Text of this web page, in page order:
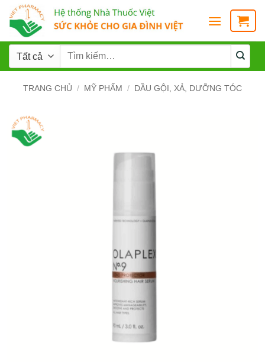
TRANG CHỦ / MỸ PHẨM / DẦU GỘI, XẢ, DƯỠNG TÓC